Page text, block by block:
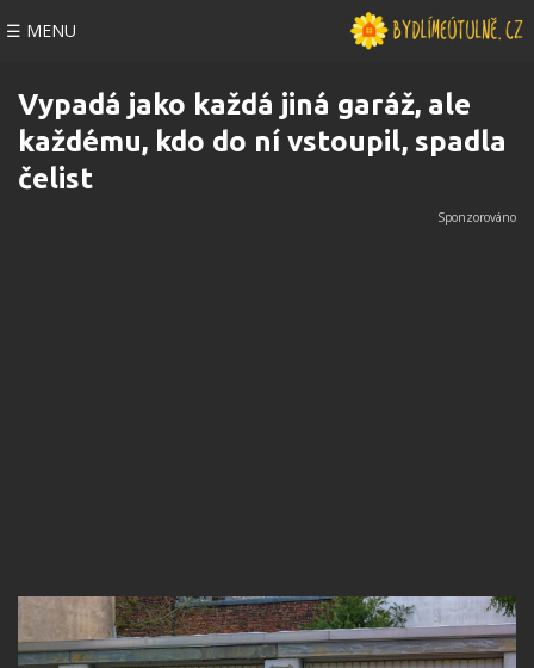
☰ MENU
Vypadá jako každá jiná garáž, ale
každému, kdo do ní vstoupil, spadla
čelist